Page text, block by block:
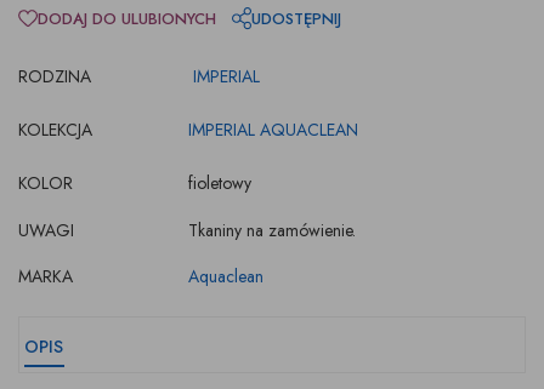
RODZINA IMPERIAL
KOLEKCJA IMPERIAL AQUACLEAN
KOLOR
fioletowy
UWAGI
Tkaniny na zamówienie.
MARKA
Aquaclean
DODAJ DO ULUBIONYCH UDOSTĘPNIJ
OPIS